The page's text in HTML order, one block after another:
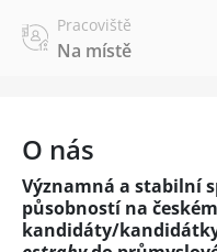
Pracoviště
Na místě
O nás
Významná a stabilní
působností na
kandidáty/